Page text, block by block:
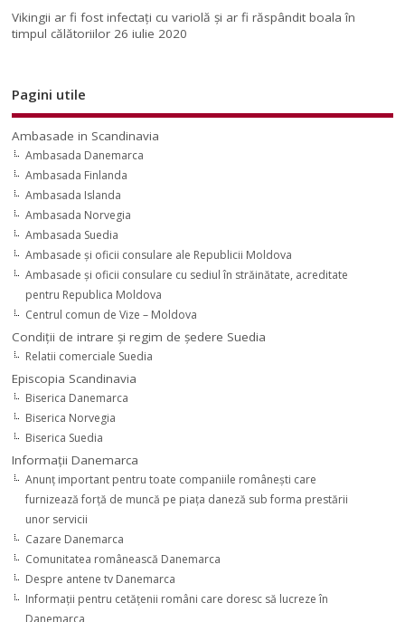
Vikingii ar fi fost infectaţi cu variolă şi ar fi răspândit boala în
timpul călătoriilor 26 iulie 2020
Pagini utile
Ambasade in Scandinavia
Ambasada Danemarca
Ambasada Finlanda
Ambasada Islanda
Ambasada Norvegia
Ambasada Suedia
Ambasade şi oficii consulare ale Republicii Moldova
Ambasade şi oficii consulare cu sediul în străinătate, acreditate
pentru Republica Moldova
Centrul comun de Vize – Moldova
Condiţii de intrare şi regim de şedere Suedia
Relatii comerciale Suedia
Episcopia Scandinavia
Biserica Danemarca
Biserica Norvegia
Biserica Suedia
Informaţii Danemarca
Anunţ important pentru toate companiile româneşti care
furnizează forţă de muncă pe piaţa daneză sub forma prestării
unor servicii
Cazare Danemarca
Comunitatea românească Danemarca
Despre antene tv Danemarca
Informaţii pentru cetăţenii români care doresc să lucreze în
Danemarca